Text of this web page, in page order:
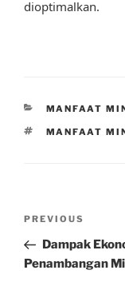
dioptimalkan.
CATEGORIES
MANFAAT
TAGS
MANFAAT
Previous
Post
PREVIOUS
Dampak
Penambangan